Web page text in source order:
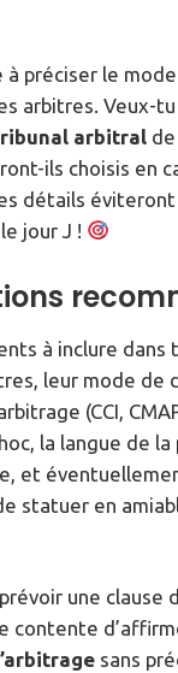
à préciser le
arbitres. Veux-
arbitral
ils choisis en
détails
jour J !
à inclure dans
leur mode de
(CCI,
la langue de
et
statuer en
une clause
contente
sans